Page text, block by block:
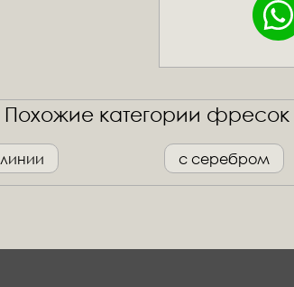
Похожие категории фресок
линии с серебром